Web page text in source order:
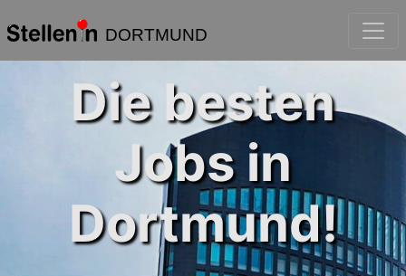
DORTMUND
Die besten
Jobs in
Dortmund!